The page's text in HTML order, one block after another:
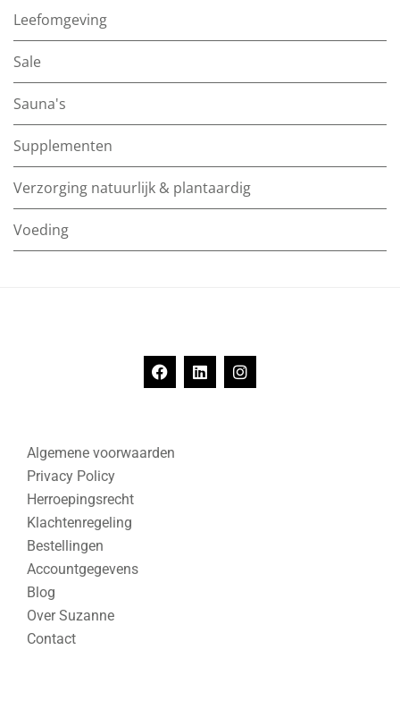
Leefomgeving
Sale
Sauna's
Supplementen
Verzorging natuurlijk & plantaardig
Voeding
Algemene voorwaarden
Privacy Policy
Herroepingsrecht
Klachtenregeling
Bestellingen
Accountgegevens
Blog
Over Suzanne
Contact